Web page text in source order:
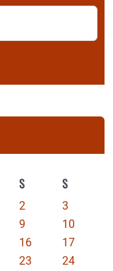
S S
2
3
9
10
16
17
23
24